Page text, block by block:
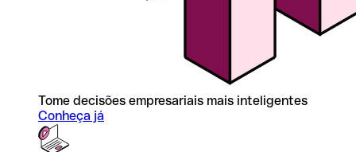
Tome decisões empresariais mais inteligentes
Conheça já